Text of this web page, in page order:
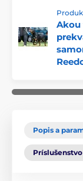
Popis a
Príslušenstvo